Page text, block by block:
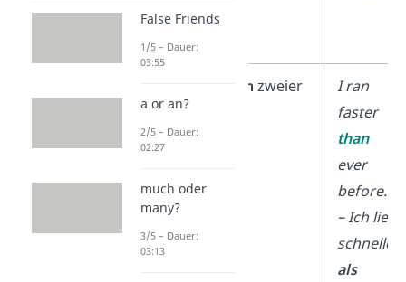
or
than
Vergleich zweier
I ran
faster
than
ever
before.
– Ich lief
schneller
als
False Friends
1/5 – Dauer:
03:55
a or an?
2/5 – Dauer:
02:27
much oder
many?
3/5 – Dauer:
03:13